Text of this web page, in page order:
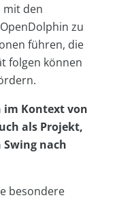
mit den
zu
führen, die
folgen können
im Kontext von
als Projekt,
nach
besondere